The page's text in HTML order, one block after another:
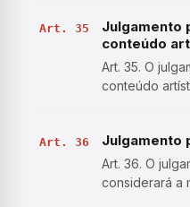
os parâmetros
definidos no
Art. 35
Julgamento
conteúdo
Art. 35. O
conteúdo
edital deverá
remuneração
Art. 36 Julgamento
Art. 36. O
considerará a